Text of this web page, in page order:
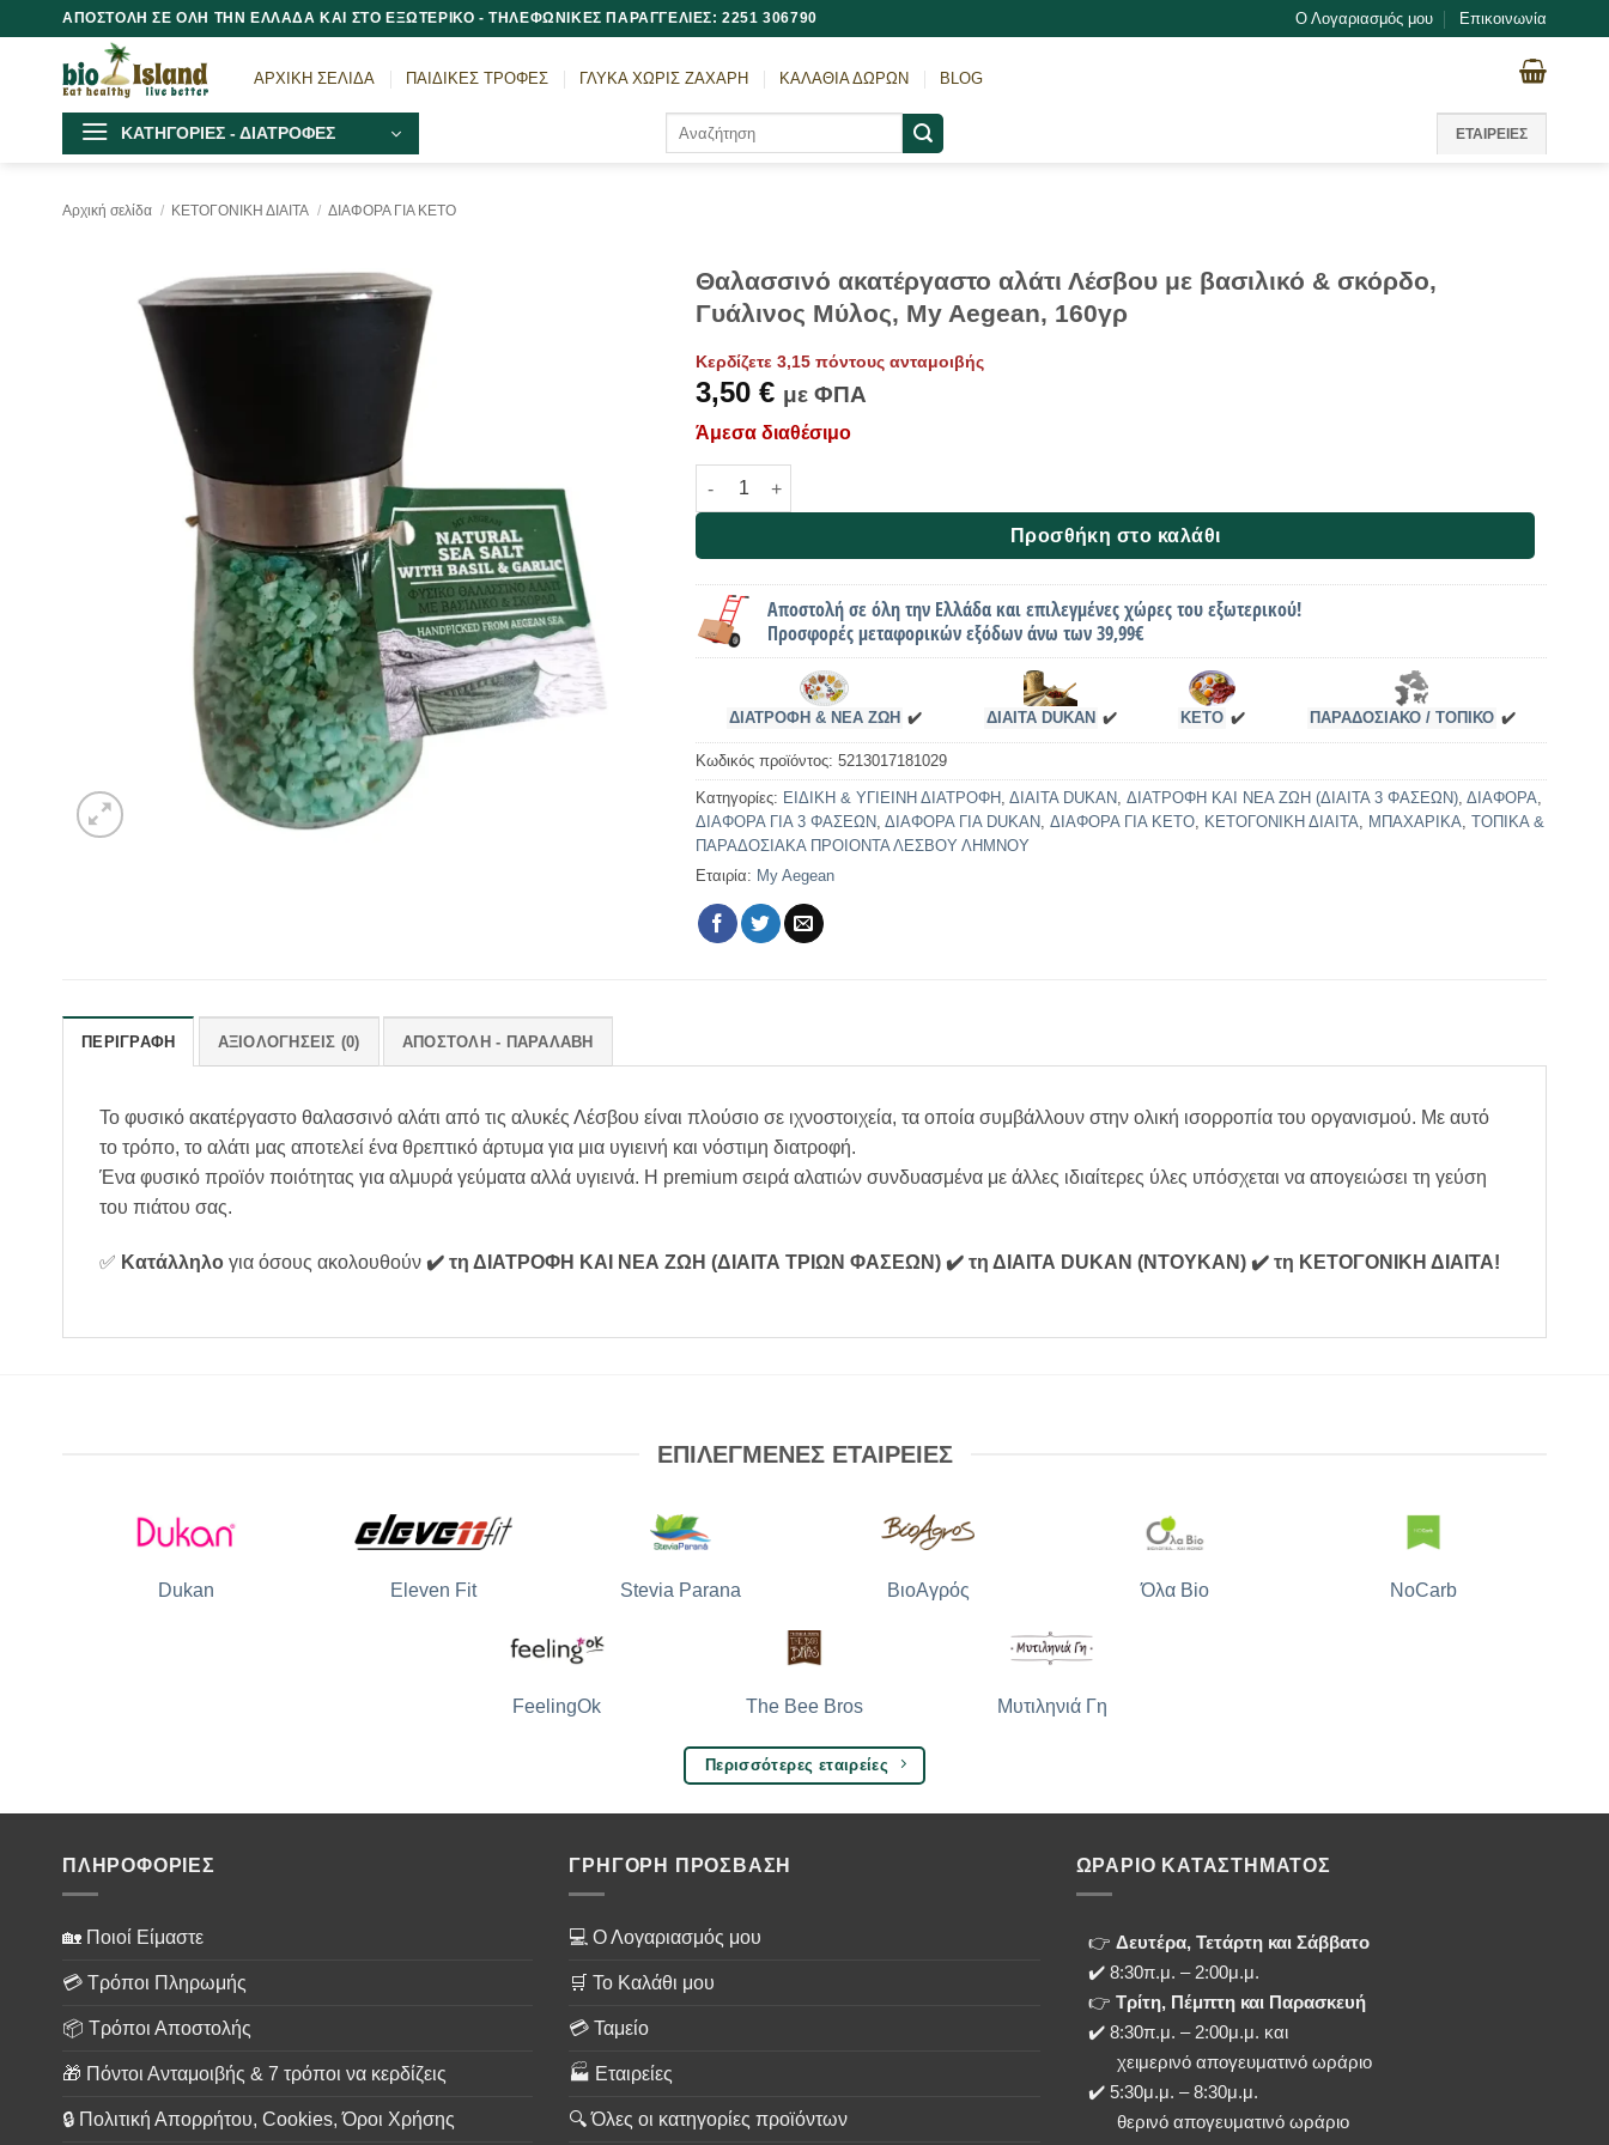
Μετάβαση
στο
περιεχόμενο
ΑΠΟΣΤΟΛΗ ΣΕ ΟΛΗ ΤΗΝ ΕΛΛΑΔΑ ΚΑΙ ΣΤΟ ΕΞΩΤΕΡΙΚΟ - ΤΗΛΕΦΩΝΙΚΕΣ ΠΑΡΑΓΓΕΛΙΕΣ: 2251 306790 Ο Λογαριασμός μου Επικοινωνία
ΑΡΧΙΚΗ ΣΕΛΙΔΑ ΠΑΙΔΙΚΕΣ ΤΡΟΦΕΣ ΓΛΥΚΑ ΧΩΡΙΣ ΖΑΧΑΡΗ ΚΑΛΑΘΙΑ ΔΩΡΩΝ BLOG
ΚΑΤΗΓΟΡΙΕΣ - ΔΙΑΤΡΟΦΕΣ ΕΤΑΙΡΕΙΕΣ
Αρχική σελίδα / ΚΕΤΟΓΟΝΙΚΗ ΔΙΑΙΤΑ / ΔΙΑΦΟΡΑ ΓΙΑ ΚΕΤΟ
Θαλασσινό ακατέργαστο αλάτι Λέσβου με βασιλικό & σκόρδο,
Γυάλινος Μύλος, My Aegean, 160γρ
Κερδίζετε 3,15 πόντους ανταμοιβής
3,50€ με ΦΠΑ
Άμεσα διαθέσιμο
Θαλασσινό ακατέργαστο αλάτι Λέσβου με βασιλικό & σκόρδο, Γυάλινος Μύλος, My Aegean, 160γρ ποσότητα
Προσθήκη στο καλάθι
Αποστολή σε όλη την Ελλάδα και επιλεγμένες χώρες του εξωτερικού!
Προσφορές μεταφορικών εξόδων άνω των 39,99€
ΔΙΑΤΡΟΦΗ & ΝΕΑ ΖΩΗ ✔️ ΔΙΑΙΤΑ DUKAN ✔️ KETO ✔️ ΠΑΡΑΔΟΣΙΑΚΟ / ΤΟΠΙΚΟ ✔️
Κωδικός προϊόντος:5213017181029
Κατηγορίες: ΕΙΔΙΚΗ & ΥΓΙΕΙΝΗ ΔΙΑΤΡΟΦΗ ,ΔΙΑΙΤΑ DUKAN ,ΔΙΑΤΡΟΦΗ ΚΑΙ ΝΕΑ ΖΩΗ (ΔΙΑΙΤΑ 3 ΦΑΣΕΩΝ) ,ΔΙΑΦΟΡΑ
ΔΙΑΦΟΡΑ ΓΙΑ 3 ΦΑΣΕΩΝ ,ΔΙΑΦΟΡΑ ΓΙΑ DUKAN ,ΔΙΑΦΟΡΑ ΓΙΑ ΚΕΤΟ ΚΕΤΟΓΟΝΙΚΗ ΔΙΑΙΤΑ ΜΠΑΧΑΡΙΚΑ ,ΤΟΠΙΚΑ &
ΠΑΡΑΔΟΣΙΑΚΑ ΠΡΟΙΟΝΤΑ ΛΕΣΒΟΥ ΛΗΜΝΟΥ
Εταιρία: My Aegean
ΠΕΡΙΓΡΑΦΉ ΑΞΙΟΛΟΓΉΣΕΙΣ (0) ΑΠΟΣΤΟΛΗ - ΠΑΡΑΛΑΒΗ
Το φυσικό ακατέργαστο θαλασσινό αλάτι από τις αλυκές Λέσβου είναι πλούσιο σε ιχνοστοιχεία, τα οποία συμβάλλουν στην ολική ισορροπία του οργανισμού. Με αυτό
το τρόπο, το αλάτι μας αποτελεί ένα θρεπτικό άρτυμα για μια υγιεινή και νόστιμη διατροφή.
Ένα φυσικό προϊόν ποιότητας για αλμυρά γεύματα αλλά υγιεινά. Η premium σειρά αλατιών συνδυασμένα με άλλες ιδιαίτερες ύλες υπόσχεται να απογειώσει τη γεύση
του πιάτου σας.
✅ Κατάλληλο για όσους ακολουθούν ✔️ τη ΔΙΑΤΡΟΦΗ ΚΑΙ ΝΕΑ ΖΩΗ (ΔΙΑΙΤΑ ΤΡΙΩΝ ΦΑΣΕΩΝ) ✔️ τη ΔΙΑΙΤΑ DUKAN (ΝΤΟΥΚΑΝ) ✔️ τη ΚΕΤΟΓΟΝΙΚΗ ΔΙΑΙΤΑ!
ΕΠΙΛΕΓΜΕΝΕΣ ΕΤΑΙΡΕΙΕΣ
Dukan Eleven Fit Stevia Parana ΒιοΑγρός Όλα Bio NoCarb
FeelingOk The Bee Bros Μυτιληνιά Γη
Περισσότερες εταιρείες
ΠΛΗΡΟΦΟΡΙΕΣ
🏡 Ποιοί Είμαστε
💳 Τρόποι Πληρωμής
📦 Τρόποι Αποστολής
🎁 Πόντοι Ανταμοιβής & 7 τρόποι να κερδίζεις
🔒 Πολιτική Απορρήτου, Cookies, Όροι Χρήσης
ΓΡΗΓΟΡΗ ΠΡΟΣΒΑΣΗ
💻 Ο Λογαριασμός μου
🛒 Το Καλάθι μου
💳 Ταμείο
🏭 Εταιρείες
🔍 Όλες οι κατηγορίες προϊόντων
ΩΡΑΡΙΟ ΚΑΤΑΣΤΗΜΑΤΟΣ
👉 Δευτέρα, Τετάρτη και Σάββατο
✔️ 8:30π.μ. – 2:00μ.μ.
👉 Τρίτη, Πέμπτη και Παρασκευή
✔️ 8:30π.μ. – 2:00μ.μ. και
χειμερινό απογευματινό ωράριο
✔️ 5:30μ.μ. – 8:30μ.μ.
θερινό απογευματινό ωράριο